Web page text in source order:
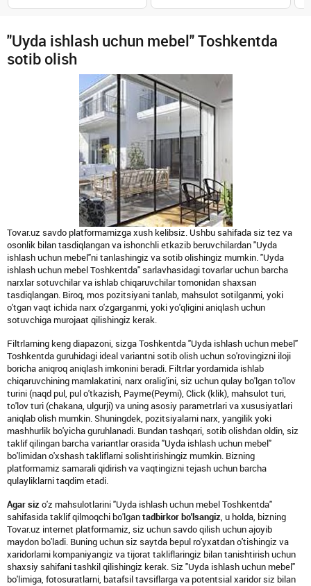
"Uyda ishlash uchun mebel" Toshkentda
sotib olish
Tovar.uz savdo platformamizga xush kelibsiz. Ushbu sahifada siz tez va
osonlik bilan tasdiqlangan va ishonchli etkazib beruvchilardan "Uyda
ishlash uchun mebel"ni tanlashingiz va sotib olishingiz mumkin. "Uyda
ishlash uchun mebel Toshkentda" sarlavhasidagi tovarlar uchun barcha
narxlar sotuvchilar va ishlab chiqaruvchilar tomonidan shaxsan
tasdiqlangan. Biroq, mos pozitsiyani tanlab, mahsulot sotilganmi, yoki
o'tgan vaqt ichida narx o'zgarganmi, yoki yo'qligini aniqlash uchun
sotuvchiga murojaat qilishingiz kerak.
Filtrlarning keng diapazoni, sizga Toshkentda "Uyda ishlash uchun mebel"
Toshkentda guruhidagi ideal variantni sotib olish uchun so'rovingizni iloji
boricha aniqroq aniqlash imkonini beradi. Filtrlar yordamida ishlab
chiqaruvchining mamlakatini, narx oralig'ini, siz uchun qulay bo'lgan to'lov
turini (naqd pul, pul o'tkazish, Payme(Peymi), Click (klik), mahsulot turi,
to'lov turi (chakana, ulgurji) va uning asosiy parametrlari va xususiyatlari
aniqlab olish mumkin. Shuningdek, pozitsiyalarni narx, yangilik yoki
mashhurlik bo'yicha guruhlanadi. Bundan tashqari, sotib olishdan oldin, siz
taklif qilingan barcha variantlar orasida "Uyda ishlash uchun mebel"
bo'limidan o'xshash takliflarni solishtirishingiz mumkin. Bizning
platformamiz samarali qidirish va vaqtingizni tejash uchun barcha
qulayliklarni taqdim etadi.
Agar siz o'z mahsulotlarini "Uyda ishlash uchun mebel Toshkentda"
sahifasida taklif qilmoqchi bo'lgan tadbirkor bo'lsangiz, u holda, bizning
Tovar.uz internet platformamiz, siz uchun savdo qilish uchun ajoyib
maydon bo'ladi. Buning uchun siz saytda bepul ro'yxatdan o'tishingiz va
xaridorlarni kompaniyangiz va tijorat takliflaringiz bilan tanishtirish uchun
shaxsiy sahifani tashkil qilishingiz kerak. Siz "Uyda ishlash uchun mebel"
bo'limiga, fotosuratlarni, batafsil tavsiflarga va potentsial xaridor siz bilan